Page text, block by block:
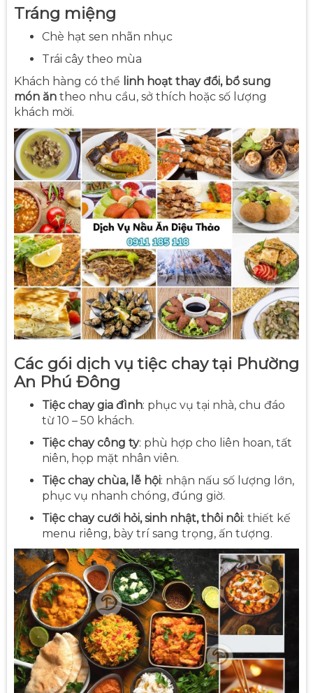
Tráng miệng
Chè hạt sen nhãn nhục
Trái cây theo mùa
Khách hàng có thể linh hoạt thay đổi, bổ sung
món ăn theo nhu cầu, sở thích hoặc số lượng
khách mời.
Các gói dịch vụ tiệc chay tại Phường
An Phú Đông
Tiệc chay gia đình: phục vụ tại nhà, chu đáo
từ 10 – 50 khách.
Tiệc chay công ty: phù hợp cho liên hoan, tất
niên, họp mặt nhân viên.
Tiệc chay chùa, lễ hội: nhận nấu số lượng lớn,
phục vụ nhanh chóng, đúng giờ.
Tiệc chay cưới hỏi, sinh nhật, thôi nôi: thiết kế
menu riêng, bày trí sang trọng, ấn tượng.